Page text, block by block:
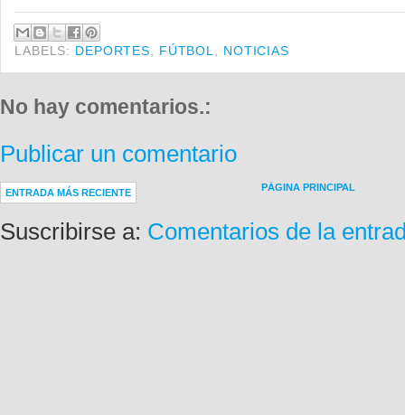
LABELS: DEPORTES FÚTBOL NOTICIAS
No hay comentarios.:
Publicar un comentario
ENTRADA MÁS RECIENTE PÁGINA PRINCIPAL
Suscribirse a: Comentarios de la